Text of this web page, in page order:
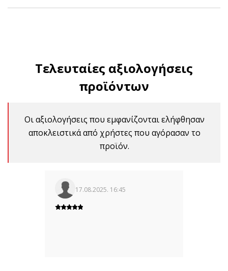
Τελευταίες αξιολογήσεις
προϊόντων
Οι αξιολογήσεις που εμφανίζονται ελήφθησαν
αποκλειστικά από χρήστες που αγόρασαν το
προϊόν.
17.08.2025. 16:45